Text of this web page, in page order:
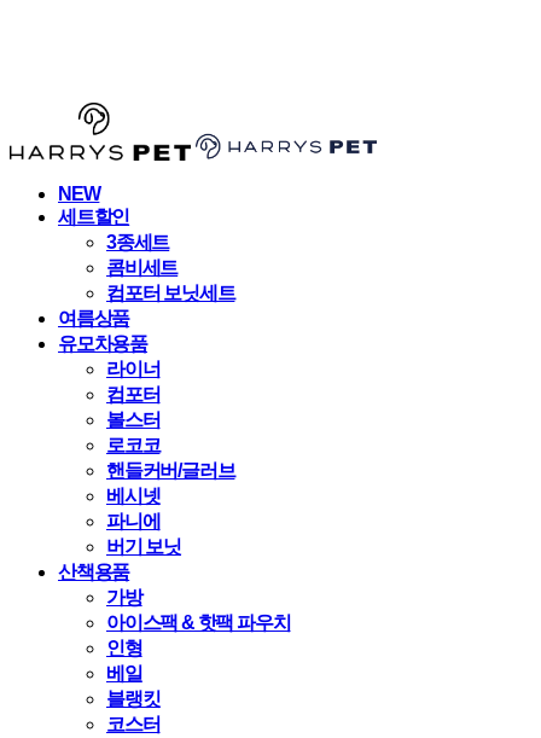
NEW
세트할인
3종세트
콤비세트
컴포터 보닛세트
여름상품
유모차용품
라이너
컴포터
볼스터
로코코
핸들커버/글러브
베시넷
파니에
버기 보닛
산책용품
가방
아이스팩 & 핫팩 파우치
인형
베일
블랭킷
코스터